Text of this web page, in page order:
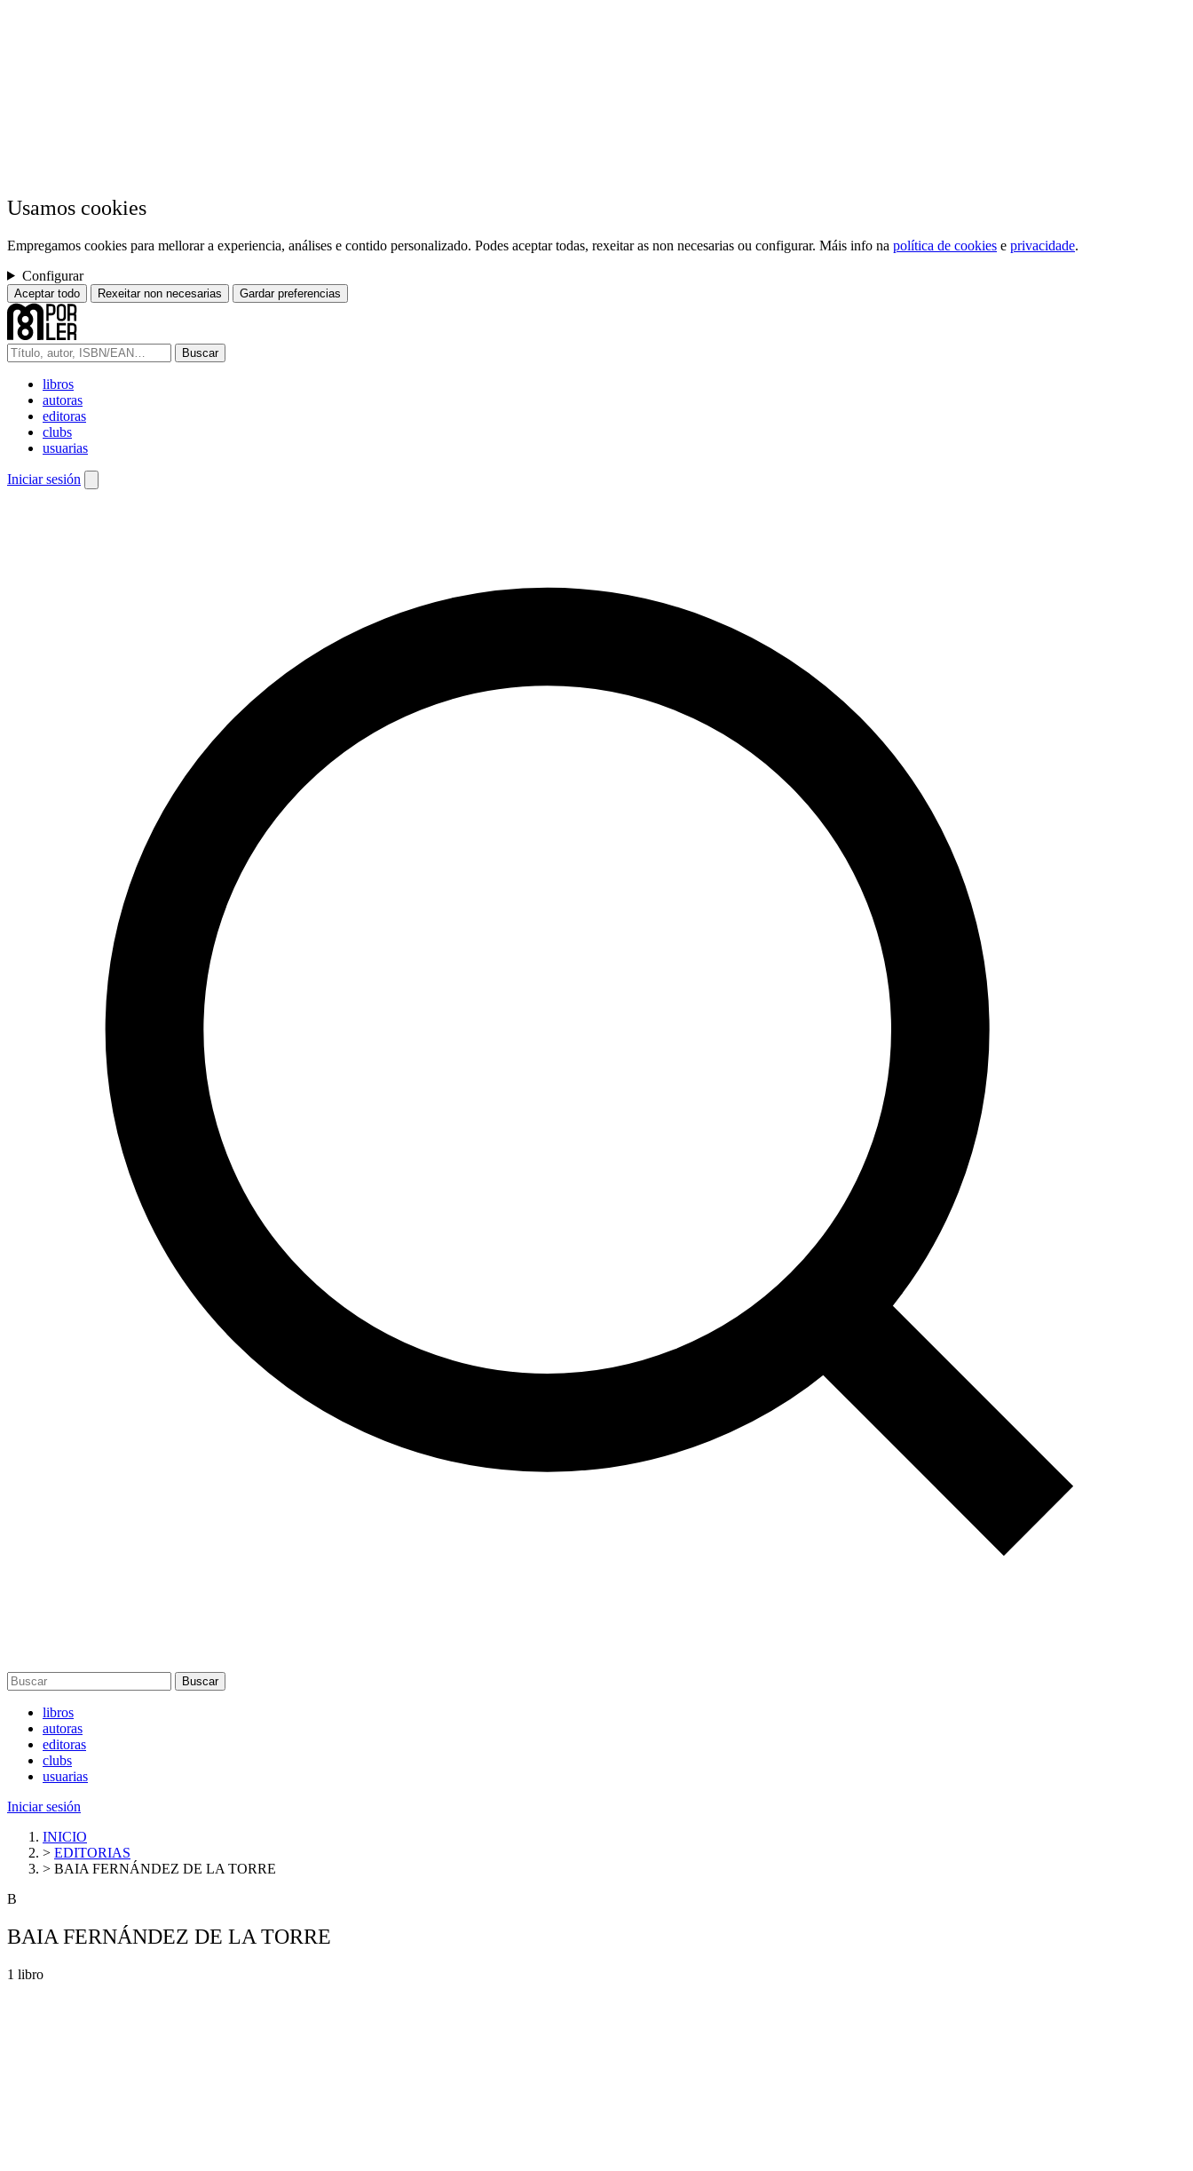
Usamos cookies
Empregamos cookies para mellorar a experiencia, análises e contido personalizado. Podes aceptar todas, rexeitar as non necesarias ou configurar. Máis info na política de cookies e privacidade.
Configurar
Aceptar todo Rexeitar non necesarias Gardar preferencias
Buscar
libros
autoras
editoras
clubs
usuarias
Iniciar sesión
Buscar
libros
autoras
editoras
clubs
usuarias
Iniciar sesión
INICIO
> EDITORIAS
> BAIA FERNÁNDEZ DE LA TORRE
B
BAIA FERNÁNDEZ DE LA TORRE
1 libro